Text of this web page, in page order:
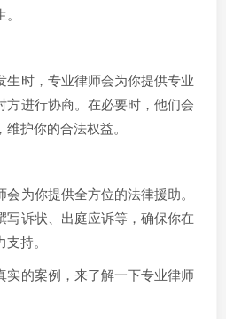
生时，专业律师会为你提供专业
方进行协商。在必要时，他们会
护你的合法权益。
为你提供全方位的法律援助。
写诉状、出庭应诉等，确保你在
持。
实的案例，来了解一下专业律师